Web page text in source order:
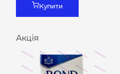
Купити
Акція